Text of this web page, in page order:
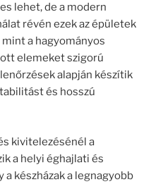
lehet, de a modern
révén ezek az épületek
a hagyományos
elemeket szigorú
alapján készítik
és hosszú
kivitelezésénél a
a helyi éghajlati és
készházak a legnagyobb